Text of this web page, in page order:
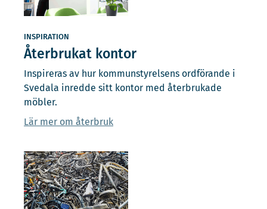
INSPIRATION
Återbrukat kontor
Inspireras av hur kommunstyrelsens ordförande i
Svedala inredde sitt kontor med återbrukade
möbler.
Lär mer om återbruk